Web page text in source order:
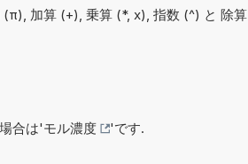
加算 (+), 乗算 (*, x), 指数 (^) と 除算
合は'モル濃度
'です.